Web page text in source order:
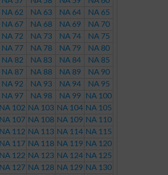
NA 62 NA 63 NA 64
NA 65
NA 67 NA 68 NA 69
NA 70
NA 72 NA 73 NA 74
NA 75
NA 77 NA 78 NA 79
NA 80
NA 82 NA 83 NA 84
NA 85
NA 87 NA 88 NA 89
NA 90
NA 92 NA 93 NA 94
NA 95
NA 97 NA 98 NA 99
NA 100
NA 102 NA 103 NA 104 NA 105
NA 107 NA 108 NA 109 NA 110
NA 112 NA 113 NA 114 NA 115
NA 117 NA 118 NA 119 NA 120
NA 122 NA 123 NA 124 NA 125
NA 127 NA 128 NA 129 NA 130